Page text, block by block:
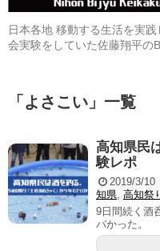
日本各地 移動する生活を実
会実験をしていた佐藤翔平の
「 よさこい 」 一覧
高知県民
験レポ
2019/3/10
知県 高知祭
9日間続く酒
バかった。